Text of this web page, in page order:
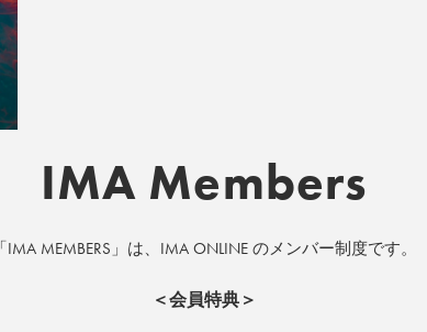
IMA Members
「IMA MEMBERS」は、IMA ONLINE のメンバー制度です。
＜会員特典＞